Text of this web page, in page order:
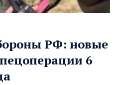
РФ: новые
6